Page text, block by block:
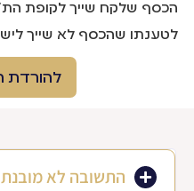
הכסף שלקח שייך לקופת
לטענתו שהכסף לא שייך
להורדת
התשובה לא